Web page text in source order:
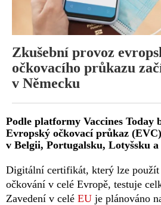
Zkušební provoz
očkovacího průkazu
v Německu
Podle platformy Vaccines Today
Evropský očkovací průkaz
v Belgii, Portugalsku, Lotyšsku a
Digitální certifikát, který lze použít
očkování v celé Evropě, testuje
Zavedení v celé EU je plánováno